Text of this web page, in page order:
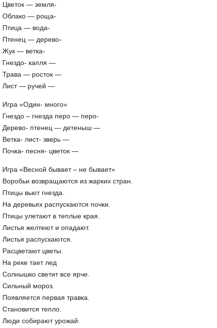
Цветок — земля-
Облако — роща-
Птица — вода-
Птенец — дерево-
Жук — ветка-
Гнездо- капля —
Трава — росток —
Лист — ручей —
Игра «Один- много»
Гнездо – гнезда перо — перо-
Дерево- птенец — детеныш —
Ветка- лист- зверь —
Почка- песня- цветок —
Игра «Весной бывает – не бывает»
Воробьи возвращаются из жарких стран.
Птицы вьют гнезда.
На деревьях распускаются почки.
Птицы улетают в теплые края.
Листья желтеют и опадают.
Листья распускаются.
Расцветают цветы.
На реке тает лед
Солнышко светит все ярче.
Сильный мороз.
Появляется первая травка.
Становится тепло.
Люди собирают урожай.